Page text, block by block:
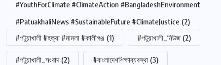
#YouthForClimate #ClimateAction #BangladeshEnvironment
#PatuakhaliNews #SustainableFuture #ClimateJustice (2)
#পটুয়াখালী #হত্যা #মামলা #কালীগঞ্জ (1) #পটুয়াখালী_নিউজ (2)
#পটুয়াখালী_সংবাদ (2) #বাংলাদেশশিক্ষাব্যবস্থা (3)